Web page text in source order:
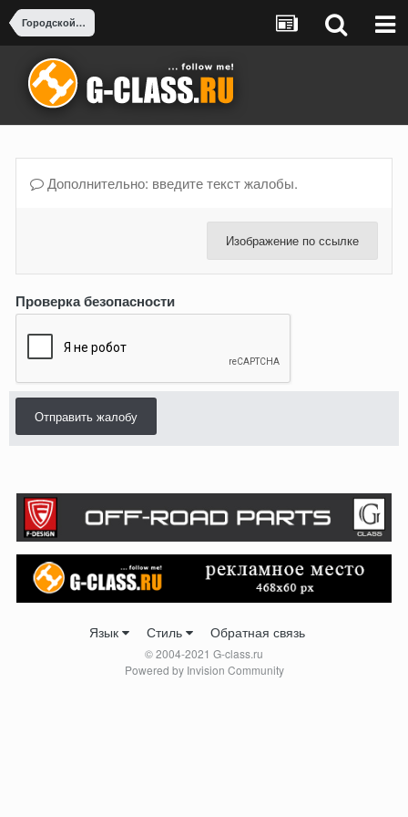
Городской тюнинг и Рестайлинг
Дополнительно: введите текст жалобы.
Изображение по ссылке
Проверка безопасности
Отправить жалобу
Язык Стиль Обратная связь
© 2004-2021 G-class.ru
Powered by Invision Community